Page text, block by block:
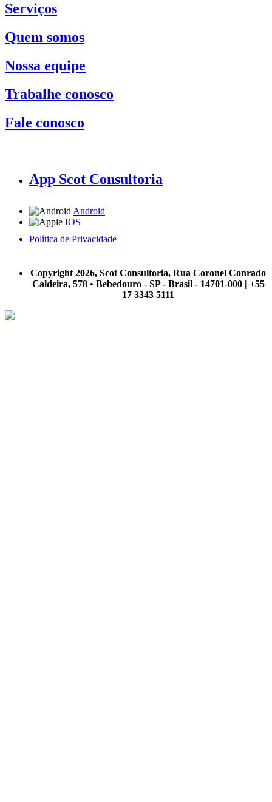
Serviços
Quem somos
Nossa equipe
Trabalhe conosco
Fale conosco
App Scot Consultoria
Android
IOS
Política de Privacidade
Copyright 2026, Scot Consultoria, Rua Coronel Conrado
Caldeira, 578 • Bebedouro - SP - Brasil - 14701-000 | +55
17 3343 5111